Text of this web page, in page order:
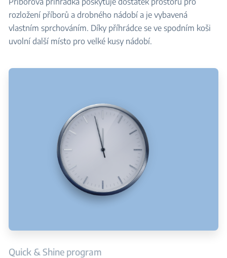
rozložení příborů a drobného nádobí a je vybavená
vlastním sprchováním. Díky příhrádce se ve spodním koši
uvolní další místo pro velké kusy nádobí.
Quick & Shine program